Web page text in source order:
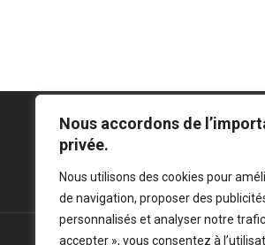
Nous accordons de
privée.
Nous utilisons des cookies pour
de navigation, proposer des
personnalisés et analyser notre
accepter », vous consentez à
Mentions légales -Politique de